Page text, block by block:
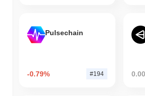
Pulsechain
-0.79% #194